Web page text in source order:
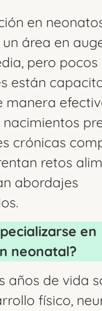
en
área en
pero pocos
están
manera
crónicas
retos
abordajes
en
neonatal?
años de vida
físico,